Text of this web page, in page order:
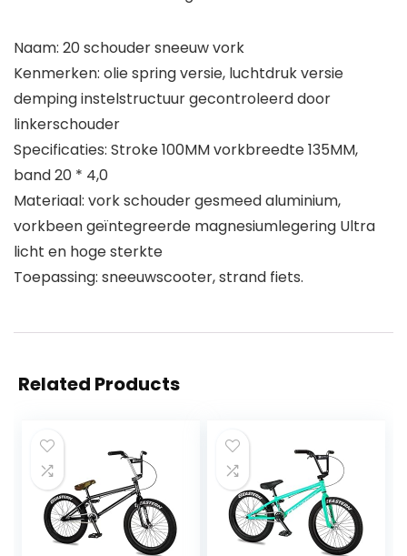
Naam: 20 schouder sneeuw vork
Kenmerken: olie spring versie, luchtdruk versie
demping instelstructuur gecontroleerd door
linkerschouder
Specificaties: Stroke 100MM vorkbreedte 135MM,
band 20 * 4,0
Materiaal: vork schouder gesmeed aluminium,
vorkbeen geïntegreerde magnesiumlegering Ultra
licht en hoge sterkte
Toepassing: sneeuwscooter, strand fiets.
Related Products